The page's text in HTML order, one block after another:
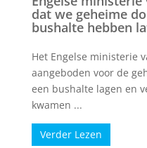
dat we geheime
bushalte hebben
Het Engelse ministerie
aangeboden voor de
een bushalte lagen en
kwamen ...
Verder Lezen